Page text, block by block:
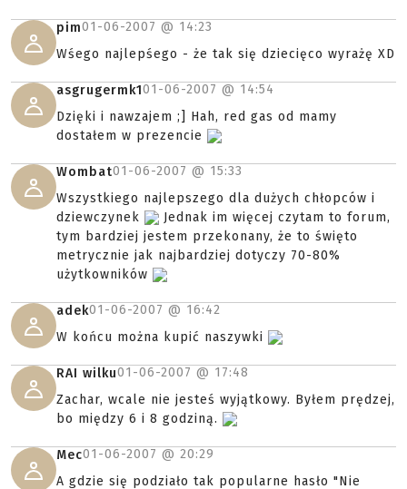
pim01-06-2007 @ 14:23
Wśego najlepśego - że tak się dziecięco wyrażę XD
asgrugermk101-06-2007 @ 14:54
Dzięki i nawzajem ;] Hah, red gas od mamy
dostałem w prezencie
Wombat01-06-2007 @ 15:33
Wszystkiego najlepszego dla dużych chłopców i
dziewczynek
Jednak im więcej czytam to forum,
tym bardziej jestem przekonany, że to święto
metrycznie jak najbardziej dotyczy 70-80%
użytkowników
adek01-06-2007 @ 16:42
W końcu można kupić naszywki
RAI wilku01-06-2007 @ 17:48
Zachar, wcale nie jesteś wyjątkowy. Byłem prędzej,
bo między 6 i 8 godziną.
Mec01-06-2007 @ 20:29
A gdzie się podziało tak popularne hasło "Nie